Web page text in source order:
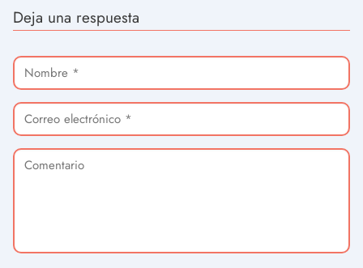
Deja una respuesta